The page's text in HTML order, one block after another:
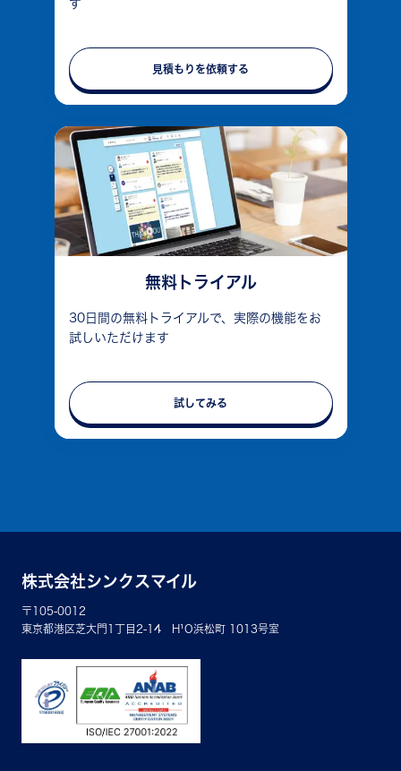
す
見積もりを依頼する
無料トライアル
30日間の無料トライアルで、実際の機能をお
試しいただけます
試してみる
株式会社シンクスマイル
〒105-0012
東京都港区芝大門1丁目2-14 H¹O浜松町 1013号室